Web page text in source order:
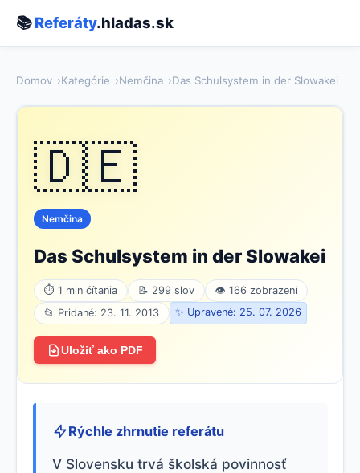
📚Referáty.hladas.sk
Domov Kategórie Nemčina Das Schulsystem in der Slowakei
🇩🇪
Nemčina
Das Schulsystem in der Slowakei
⏱ 1 min čítania 📝 299 slov
👁 166 zobrazení
📂 Pridané: 23. 11. 2013
✨ Upravené: 25. 07. 2026
Uložiť ako PDF
Rýchle zhrnutie referátu
V Slovensku trvá školská povinnosť